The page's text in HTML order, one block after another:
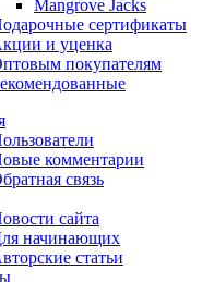
Mangrove Jacks
сертификаты
и уценка
покупателям
комментарии
связь
сайта
начинающих
статьи